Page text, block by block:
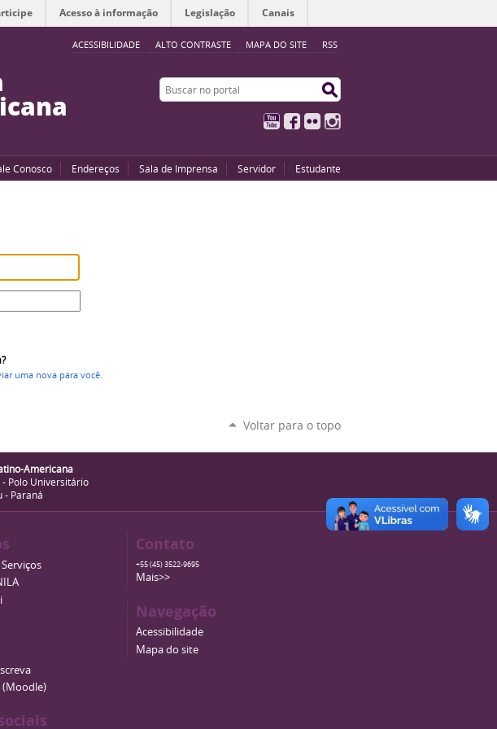
ACESSIBILIDADE ALTO CONTRASTE MAPA DO SITE RSS
Acesso à informação Legislação Canais
Buscar no portal
YouTubeFacebook
Flickr
Conosco Endereços Sala de Imprensa Servidor Estudante
uma nova para você.
Voltar para o topo
Americana
- Polo Universitário
- Paraná
(Moodle)
Contato
+55 (45) 3522-9695
Mais>>
Navegação
Acessibilidade
Mapa do site